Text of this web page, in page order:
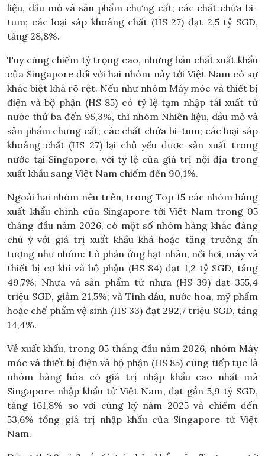
liệu, dầu mỏ và sản phẩm chưng cất; các chất chứa bi-
tum; các loại sáp khoáng chất (HS 27) đạt 2,5 tỷ SGD,
tăng 28,8%.
Tuy cùng chiếm tỷ trọng cao, nhưng bản chất xuất khẩu
của Singapore đối với hai nhóm này tới Việt Nam có sự
khác biệt khá rõ rệt. Nếu như nhóm Máy móc và thiết bị
điện và bộ phận (HS 85) có tỷ lệ tạm nhập tái xuất từ
nước thứ ba đến 95,3%, thì nhóm Nhiên liệu, dầu mỏ và
sản phẩm chưng cất; các chất chứa bi-tum; các loại sáp
khoáng chất (HS 27) lại chủ yếu được sản xuất trong
nước tại Singapore, với tỷ lệ của giá trị nội địa trong
xuất khẩu sang Việt Nam chiếm đến 90,1%.
Ngoài hai nhóm nêu trên, trong Top 15 các nhóm hàng
xuất khẩu chính của Singapore tới Việt Nam trong 05
tháng đầu năm 2026, có một số nhóm hàng khác đáng
chú ý với giá trị xuất khẩu khá hoặc tăng trưởng ấn
tượng như nhóm: Lò phản ứng hạt nhân, nồi hơi, máy và
thiết bị cơ khí và bộ phận (HS 84) đạt 1,2 tỷ SGD, tăng
49,7%; Nhựa và sản phẩm từ nhựa (HS 39) đạt 355,4
triệu SGD, giảm 21,5%; và Tinh dầu, nước hoa, mỹ phẩm
hoặc chế phẩm vệ sinh (HS 33) đạt 292,7 triệu SGD, tăng
14,4%.
Về xuất khẩu, trong 05 tháng đầu năm 2026, nhóm Máy
móc và thiết bị điện và bộ phận (HS 85) cũng tiếp tục là
nhóm hàng hóa có giá trị nhập khẩu cao nhất mà
Singapore nhập khẩu từ Việt Nam, đạt gần 5,9 tỷ SGD,
tăng 161,8% so với cùng kỳ năm 2025 và chiếm đến
53,6% tổng giá trị nhập khẩu của Singapore từ Việt
Nam.